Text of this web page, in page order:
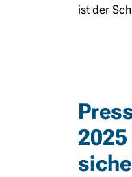
ist der